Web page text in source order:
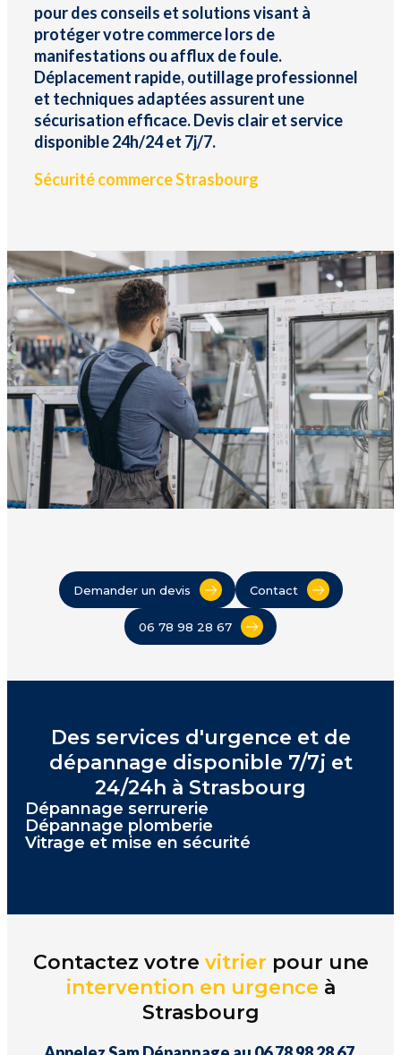
pour des conseils et solutions visant à
protéger votre commerce lors de
manifestations ou afflux de foule.
Déplacement rapide, outillage professionnel
et techniques adaptées assurent une
sécurisation efficace. Devis clair et service
disponible 24h/24 et 7j/7.
Sécurité commerce Strasbourg
Demander un devis Contact
06 78 98 28 67
Des services d'urgence et de
dépannage disponible 7/7j et
24/24h à Strasbourg
Dépannage serrurerie
Dépannage plomberie
Vitrage et mise en sécurité
Contactez votre vitrier pour une
intervention en urgence à
Strasbourg